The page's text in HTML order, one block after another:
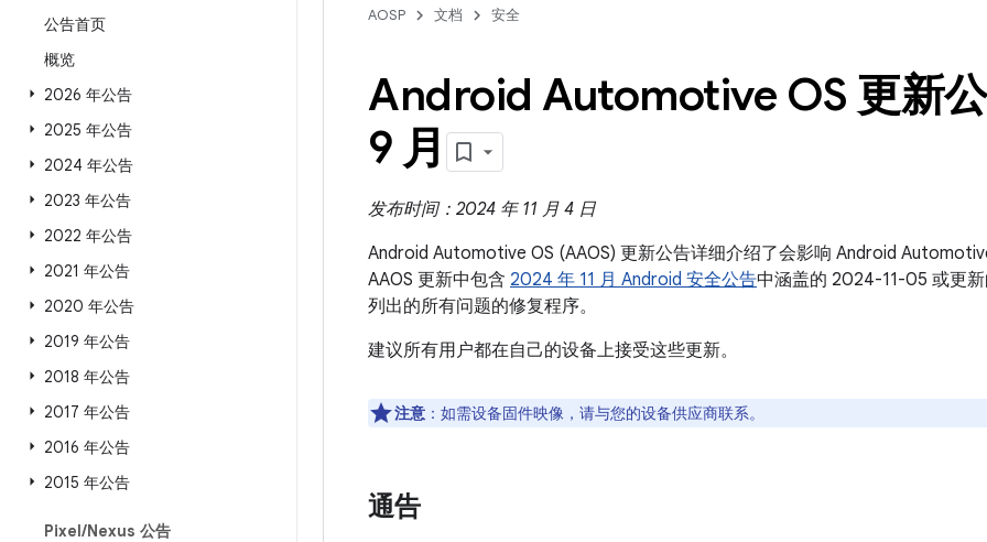
公告首页
概览
2026 年公告
2025 年公告
2024 年公告
2023 年公告
2022 年公告
2021 年公告
2020 年公告
2019 年公告
2018 年公告
2017 年公告
2016 年公告
2015 年公告
Pixel/Nexus 公告
AOSP 文档 安全
Android Automotive OS 更新
9 月
发布时间：2024 年 11 月 4 日
Android Automotive OS (AAOS) 更新公告详细介绍了会影响 Android
AAOS 更新中包含 2024 年 11 月 Android 安全公告中涵盖的 2024-11-05 或更
列出的所有问题的修复程序。
建议所有用户都在自己的设备上接受这些更新。
注意 ：如需设备固件映像，请与您的设备供应商联系。
通告